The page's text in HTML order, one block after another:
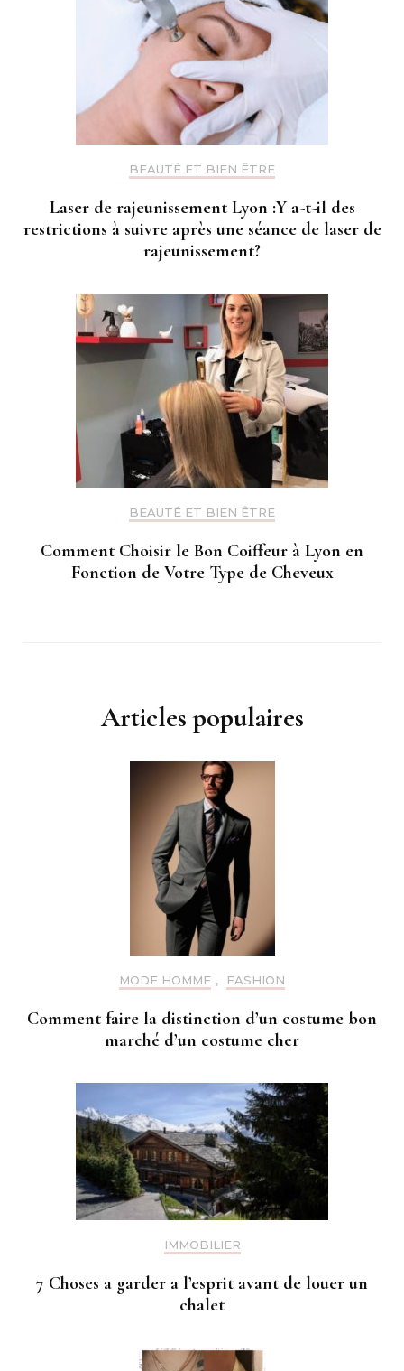
BEAUTÉ ET BIEN ÊTRE
Laser de rajeunissement Lyon :Y a-t-il des
restrictions à suivre après une séance de laser de
rajeunissement?
BEAUTÉ ET BIEN ÊTRE
Comment Choisir le Bon Coiffeur à Lyon en
Fonction de Votre Type de Cheveux
Articles populaires
MODE HOMME , FASHION
Comment faire la distinction d’un costume bon
marché d’un costume cher
IMMOBILIER
7 Choses a garder a l’esprit avant de louer un
chalet